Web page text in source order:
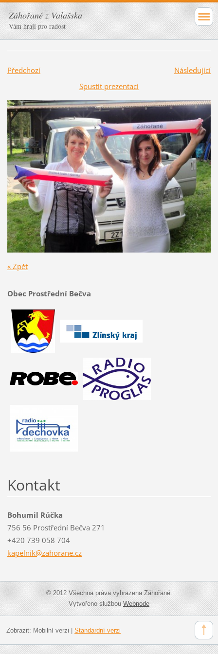
Záhořané z Valašska
Vám hrají pro radost
Předchozí
Následující
Spustit prezentaci
« Zpět
Obec Prostřední Bečva
Kontakt
Bohumil Růčka
756 56 Prostřední Bečva 271
+420 739 058 704
kapelnik@zahorane.cz
© 2012 Všechna práva vyhrazena Záhořané.
Vytvořeno službouWebnode
Zobrazit: Mobilní verzi Standardní verzi